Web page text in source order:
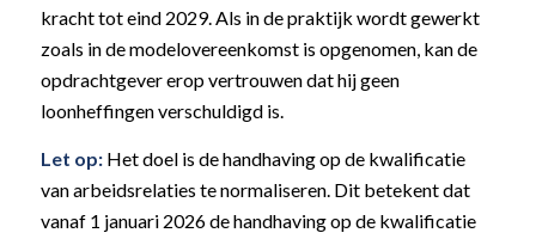
kracht tot eind 2029. Als in de praktijk wordt gewerkt
zoals in de modelovereenkomst is opgenomen, kan de
opdrachtgever erop vertrouwen dat hij geen
loonheffingen verschuldigd is.
Let op:Het doel is de handhaving op de kwalificatie
van arbeidsrelaties te normaliseren. Dit betekent dat
vanaf 1 januari 2026 de handhaving op de kwalificatie